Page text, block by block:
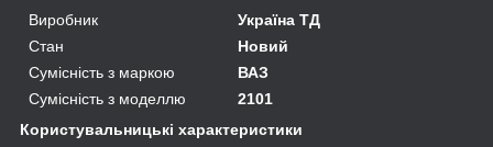
Виробник
Україна ТД
Стан
Новий
Сумісність з маркою
ВАЗ
Сумісність з моделлю
2101
Користувальницькі характеристики